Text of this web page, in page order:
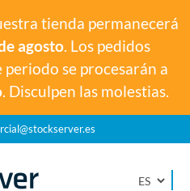
tienda permanecerá
agosto. Los pedidos
se procesarán a
. Disculpen las molestias.